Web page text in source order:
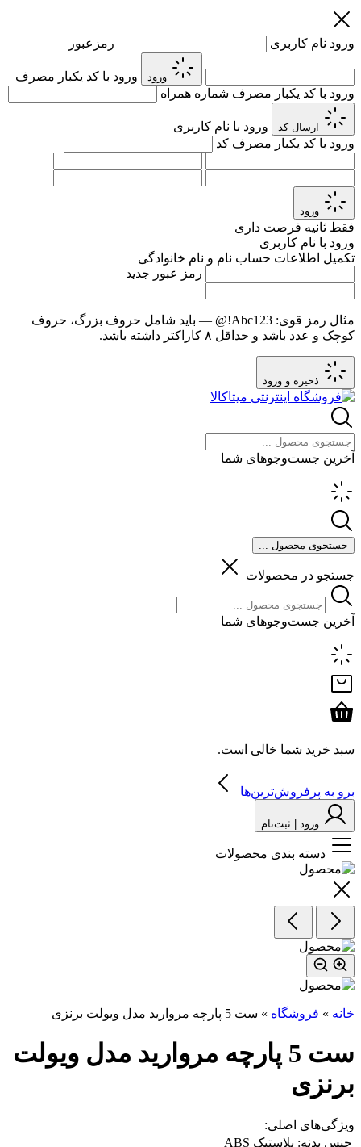
ورود نام کاربری رمزعبور
ورود
ورود با کد یکبار مصرف
ورود با کد یکبار مصرف شماره همراه
ارسال کد
ورود با نام کاربری
ورود با کد یکبار مصرف کد
ورود
فقط ثانیه فرصت داری
ورود با نام کاربری
تکمیل اطلاعات حساب نام و نام خانوادگی
رمز عبور جدید
مثال رمز قوی: Abc123!@
— باید شامل حروف بزرگ، حروف
کوچک و عدد باشد و حداقل ۸ کاراکتر داشته باشد.
ذخیره و ورود
آخرین جست‌وجوهای شما
جستجوی محصول ...
جستجو در محصولات
آخرین جست‌وجوهای شما
سبد خرید شما خالی است.
برو به پرفروش‌ترین‌ها
ورود | ثبت‌نام
دسته بندی محصولات
خانه » فروشگاه » ست‌ 5‌ پارچه‌ مروارید مدل ویولت برنزی
ست‌ 5‌ پارچه‌ مروارید مدل ویولت
برنزی
ویژگی‌های اصلی:
جنس بدنه: پلاستیک ABS